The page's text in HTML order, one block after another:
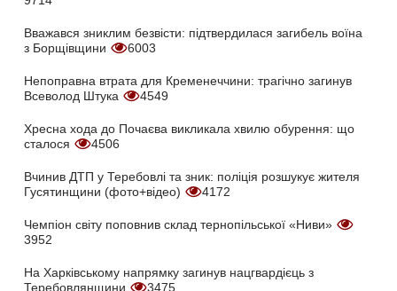
Вважався зниклим безвісти: підтвердилася загибель воїна
з Борщівщини
6003
Непоправна втрата для Кременеччини: трагічно загинув
Всеволод Штука
4549
Хресна хода до Почаєва викликала хвилю обурення: що
сталося
4506
Вчинив ДТП у Теребовлі та зник: поліція розшукує жителя
Гусятинщини (фото+відео)
4172
Чемпіон світу поповнив склад тернопільської «Ниви»
3952
На Харківському напрямку загинув нацгвардієць з
Теребовлянщини
3475